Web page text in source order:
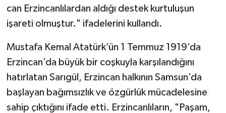
can Erzincanlılardan aldığı destek kurtuluşun
işareti olmuştur." ifadelerini kullandı.
Mustafa Kemal Atatürk’ün 1 Temmuz 1919’da
Erzincan’da büyük bir coşkuyla karşılandığını
hatırlatan Sarıgül, Erzincan halkının Samsun’da
başlayan bağımsızlık ve özgürlük mücadelesine
sahip çıktığını ifade etti. Erzincanlıların, "Paşam,